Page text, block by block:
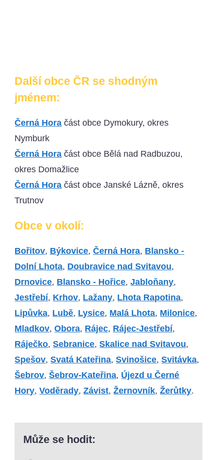
Další obce ČR se shodným
jménem:
Černá Hora část obce Dymokury, okres
Nymburk
Černá Hora část obce Bělá nad Radbuzou,
okres Domažlice
Černá Hora část obce Janské Lázně, okres
Trutnov
Obce v okolí:
Bořitov, Býkovice,Černá Hora, Blansko -
Dolní Lhota, Doubravice nad Svitavou,
Drnovice, Blansko - Hořice,Jabloňany,
Jestřebí, Krhov, Lažany, Lhota Rapotina,
Lipůvka, Lubě, Lysice, Malá Lhota, Milonice,
Mladkov,Obora, Rájec, Rájec-Jestřebí,
Ráječko,Sebranice,Skalice nad Svitavou,
Spešov,Svatá Kateřina,Svinošice,Svitávka,
Šebrov,Šebrov-Kateřina, Újezd u Černé
Hory,Voděrady,Závist,Žernovník,Žerůtky.
Může se hodit: